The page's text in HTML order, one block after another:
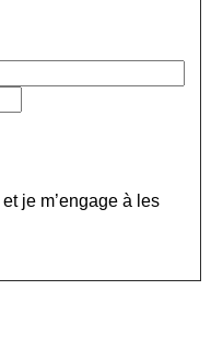
et je m’engage à les